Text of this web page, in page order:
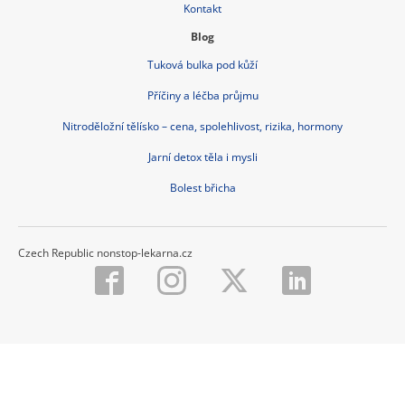
Kontakt
Blog
Tuková bulka pod kůží
Příčiny a léčba průjmu
Nitroděložní tělísko – cena, spolehlivost, rizika, hormony
Jarní detox těla i mysli
Bolest břicha
Czech Republic nonstop-lekarna.cz